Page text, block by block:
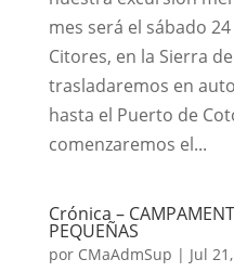
mes será el sábado
Citores, en la Sierra
trasladaremos en
hasta el Puerto de
comenzaremos el...
Crónica –
PEQUEÑAS
por CMaAdmSup | Jul